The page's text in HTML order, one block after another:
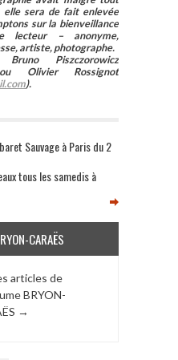
elle sera de fait enlevée
sur la bienveillance
lecteur – anonyme,
artiste, photographe.
Piszczorowicz
Olivier Rossignot
).
Sauvage à Paris du 2
tous les samedis à
CARAËS
articles de
BRYON-
→